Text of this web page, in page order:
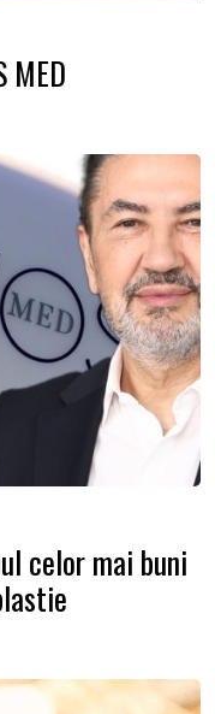
MED
celor mai buni